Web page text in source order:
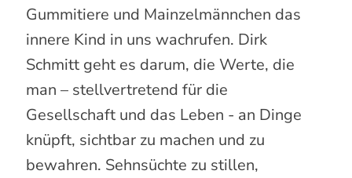
Gummitiere und Mainzelmännchen das
innere Kind in uns wachrufen. Dirk
Schmitt geht es darum, die Werte, die
man – stellvertretend für die
Gesellschaft und das Leben - an Dinge
knüpft, sichtbar zu machen und zu
bewahren. Sehnsüchte zu stillen,